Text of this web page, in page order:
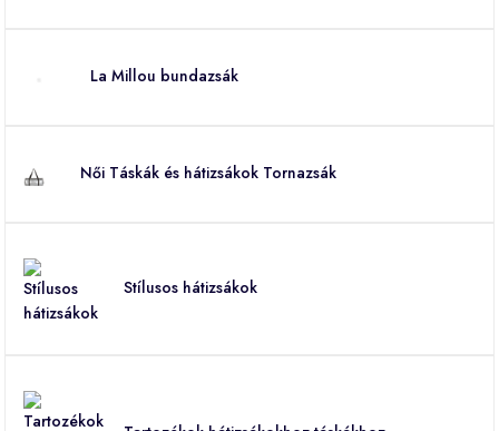
La Millou bundazsák
Női Táskák és hátizsákok Tornazsák
Stílusos hátizsákok